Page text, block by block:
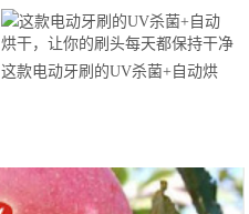
马拉松超级精英赛顺德海骏达中心
站欢乐开跑
这款电动牙刷的UV杀菌+自动烘